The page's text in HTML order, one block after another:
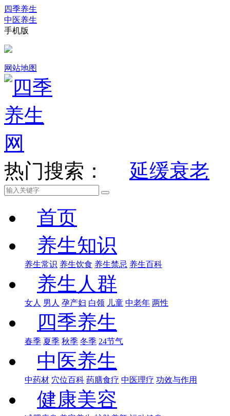
四季养生
中医养生
手机版
网站地图
热门搜索： 延缓衰老
首页
养生知识
养生常识 养生饮食 养生禁忌 养生百科
养生人群
女人 男人 孕产妇 白领 儿童 中老年 两性
四季养生
春季 夏季 秋季 冬季 24节气
中医养生
中药材 穴位百科 药膳食疗 中医理疗 功效与作用
健康美容